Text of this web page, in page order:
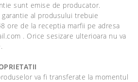
sunt emise de producator.
al produsului trebuie
ore de la receptia marfii pe adresa
. Orice sesizare ulterioara nu va
va fi transferate la momentul